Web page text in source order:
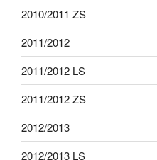
2010/2011 ZS
2011/2012
2011/2012 LS
2011/2012 ZS
2012/2013
2012/2013 LS